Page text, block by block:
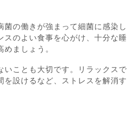
の働きが強まって細菌に感染し
スのよい食事を心がけ、十分な睡
ましょう。
いことも大切です。リラックスで
を設けるなど、ストレスを解消す